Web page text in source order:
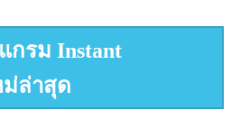
กรม Instant
ม่ล่าสุด